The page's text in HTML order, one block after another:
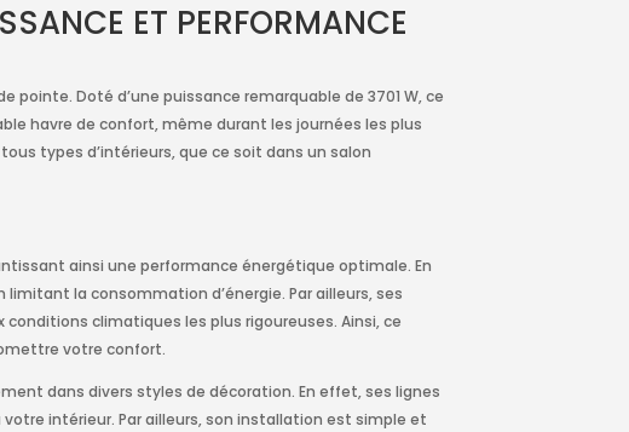
ET PERFORMANCE
pointe. Doté d’une puissance remarquable de 3701 W, ce
havre de confort, même durant les journées les plus
types d’intérieurs, que ce soit dans un salon
ainsi une performance énergétique optimale. En
la consommation d’énergie. Par ailleurs, ses
climatiques les plus rigoureuses. Ainsi, ce
votre confort.
dans divers styles de décoration. En effet, ses lignes
intérieur. Par ailleurs, son installation est simple et